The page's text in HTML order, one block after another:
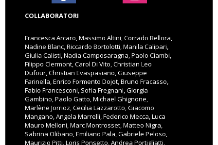
COLLABORATORI
Francesca Arcaro, Massimo Altini, Corrado Bellora,
Nadine Blanc, Riccardo Bortolotti, Manila Calipari,
Giulia Calisti, Nadia Camposaragna, Paolo Ciambi,
Filippo Clermont, Carol Di Vito, Christian Leo
Dufour, Christian Evaspasiano, Giuseppe
Farinella, Enrico Formento Dojot, Bruno Fracasso,
Fabio Francesconi, Sofia Fregnani, Giorgia
Gambino, Paolo Gatto, Michael Ghignone,
Marlène Jorrioz, Cecilia Lazzarotto, Giacomo
Mangano, Angela Marrelli, Federico Mecca, Luca
Mauro Melloni, Marc Montrosset, Matteo Nigra,
Sabrina Olibano, Emiliano Pala, Gabriele Peloso,
Maurizio Pitti, Loris Ponsetto, Andrea Portigliatti,